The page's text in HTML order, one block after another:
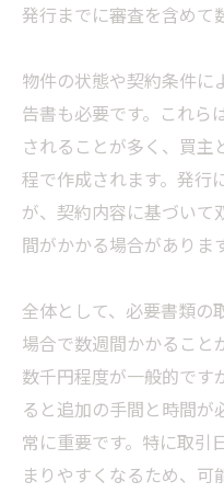
発行までに審査を含めて
物件の状態や契約条件に
告書も必要です。これら
されることが多く、買主
程で作成されます。発行
が、契約内容に基づいて
間がかかる場合がありま
全体として、必要書類の
場合で数週間かかること
数千円程度が一般的です
ると追加の手間と時間
常に重要です。特に取引
まりやすくなるため、可